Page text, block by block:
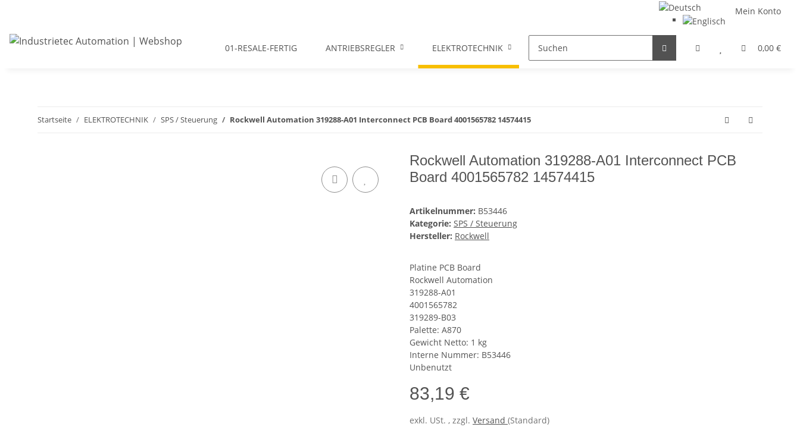
Mein Konto
0,00 €
01-RESALE-FERTIG ANTRIEBSREGLER ELEKTROTECHNIK FILTER / DROSSEL GETRIEBEMOTOREN HYDRAULIK
Startseite ELEKTROTECHNIK SPS / Steuerung Rockwell Automation 319288-A01 Interconnect PCB Board 4001565782 14574415
Rockwell Automation 319288-A01 Interconnect PCB
Board 4001565782 14574415
Artikelnummer: B53446
Kategorie: SPS / Steuerung
Hersteller: Rockwell
Platine PCB Board
Rockwell Automation
319288-A01
4001565782
319289-B03
Palette: A870
Gewicht Netto: 1 kg
Interne Nummer: B53446
Unbenutzt
83,19 €
exkl. USt. , zzgl. Versand (Standard)